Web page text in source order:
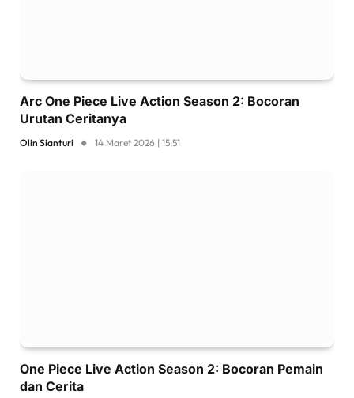
Arc One Piece Live Action Season 2: Bocoran
Urutan Ceritanya
Olin Sianturi 14 Maret 2026 | 15:51
One Piece Live Action Season 2: Bocoran Pemain
dan Cerita